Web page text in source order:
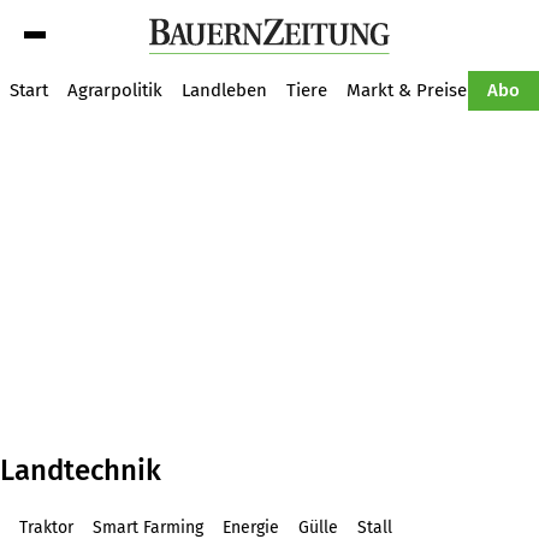
Start Agrarpolitik Landleben Tiere Markt & Preise Abo
Landtechnik
Traktor Smart Farming Energie Gülle Stall